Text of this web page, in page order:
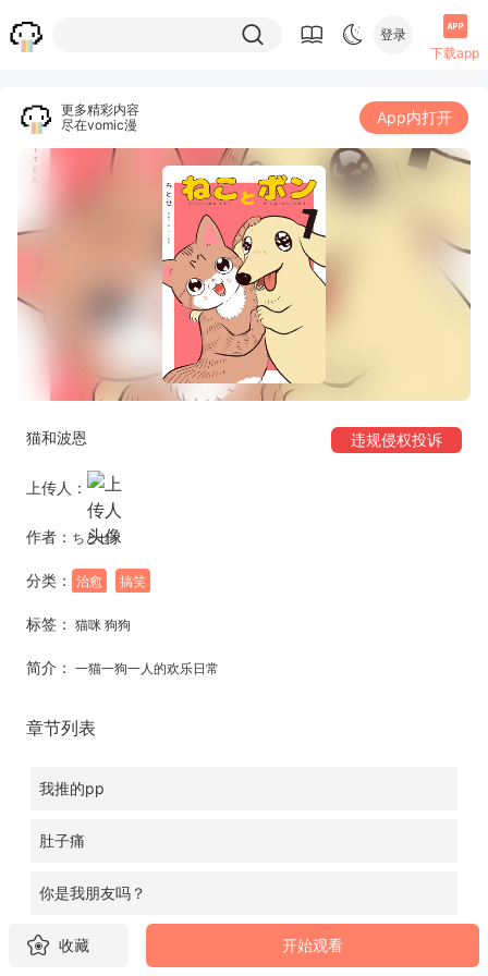
登录
下载app
更多精彩内容
尽在vomic漫
App内打开
猫和波恩 违规侵权投诉
上传人：
作者： ちとせ
分类： 治愈 搞笑
标签： 猫咪 狗狗
简介： 一猫一狗一人的欢乐日常
章节列表
我推的pp
肚子痛
你是我朋友吗？
收藏 开始观看